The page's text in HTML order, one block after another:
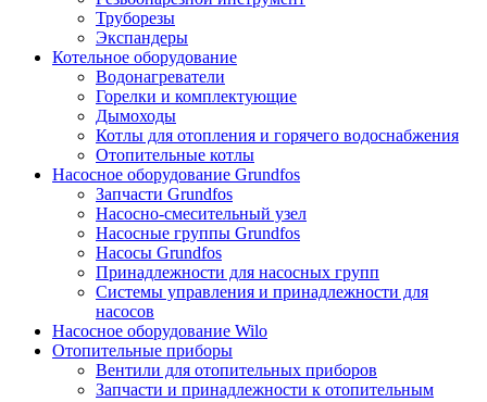
Труборезы
Экспандеры
Котельное оборудование
Водонагреватели
Горелки и комплектующие
Дымоходы
Котлы для отопления и горячего водоснабжения
Отопительные котлы
Насосное оборудование Grundfos
Запчасти Grundfos
Насосно-смесительный узел
Насосные группы Grundfos
Насосы Grundfos
Принадлежности для насосных групп
Системы управления и принадлежности для
насосов
Насосное оборудование Wilo
Отопительные приборы
Вентили для отопительных приборов
Запчасти и принадлежности к отопительным